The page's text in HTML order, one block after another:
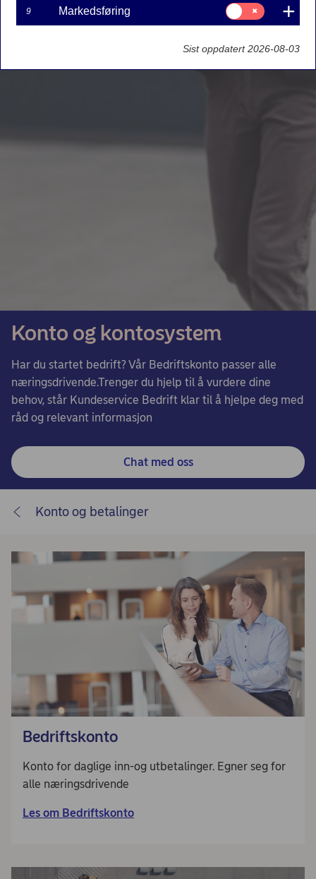
Konto og kontosystem
Har du startet bedrift? Vår Bedriftskonto passer alle
næringsdrivende.​ Trenger du hjelp til å vurdere dine
behov, står Kundeservice Bedrift ​ klar til å hjelpe deg med
råd og relevant informasjon
Chat med oss
Konto og betalinger
Bedriftskonto
Konto for daglige inn-og utbetalinger. Egner seg for
alle næringsdrivende
Les om Bedriftskonto
9 Markedsføring
Samtykke
til:
Markedsføring
Sist oppdatert 2026-08-03